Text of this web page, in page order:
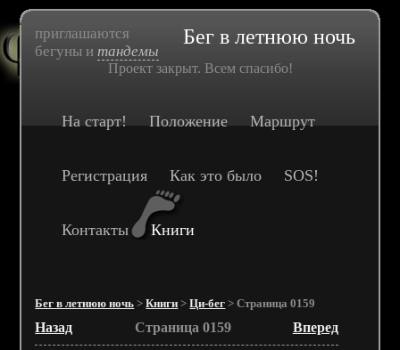
приглашаются
бегуны итандемы
Бег в летнюю ночь
Проект закрыт. Всем спасибо!
На старт! Положение Маршрут
Регистрация Как это было SOS!
Контакты Книги
Бег в летнюю ночь >Книги >Ци-бег > Страница 0159
Назад Страница 0159 Вперед